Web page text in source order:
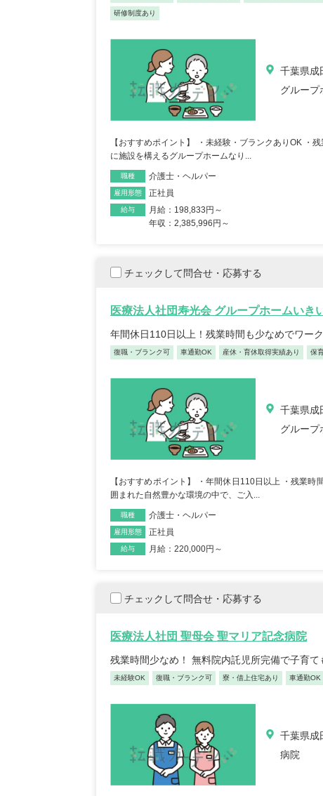
研修制度あり
千葉県成
グループ
【おすすめポイント】 ・未経験・ブランクありOK ・
に施設を構えるグループホームなり...
職種 介護士・ヘルパー
雇用形態 正社員
給与
月給：198,833円～
年収：2,385,996円～
チェックして問合せ・応募する
医療法人社団寿光会 グループホームいき
年間休日110日以上！残業時間も少なめでワー
復職・ブランク可 車通勤OK 産休・育休取得実績あり 保
千葉県成
グループ
【おすすめポイント】 ・年間休日110日以上 ・残業
囲まれた自然豊かな環境の中で、ご入...
職種 介護士・ヘルパー
雇用形態 正社員
給与 月給：220,000円～
チェックして問合せ・応募する
医療法人社団 聖母会 聖マリア記念病院
残業時間少なめ！ 無料院内託児所完備で子育て
未経験OK 復職・ブランク可 寮・借上住宅あり 車通勤OK
千葉県成
病院
正看護師/39歳/16-20年/東京
【キャリア】 約7年 正社員 総合病院 病棟 約6年
ブランク 約1年 パート デイサー...もっと見る
葉県
2022/
来/病棟 4年 正職員 総合病
2025/09/22
年 常勤 老健 約3年 常勤 グループ...もっと
奈川県
2025/
【キャリア】 約5年 正
ス 約10年 正社員 特別